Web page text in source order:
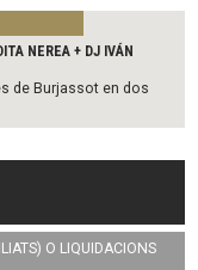
NEREA + DJ IVÁN
de Burjassot en dos
O LIQUIDACIONS